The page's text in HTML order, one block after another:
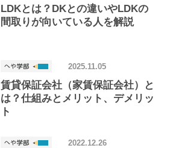
LDKとは？DKとの違いやLDKの
間取りが向いている人を解説
賃貸保証会社（家賃保証会社）と
は？仕組みとメリット、デメリッ
ト
2025.11.05
2022.12.26